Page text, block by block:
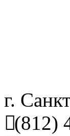
г.
(812)